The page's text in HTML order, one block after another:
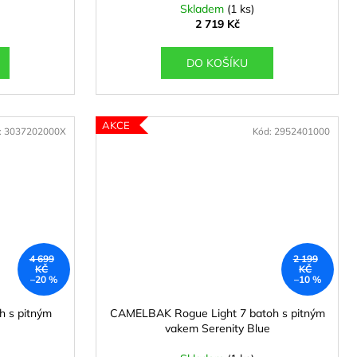
Skladem (1 ks)
2 719 Kč
DO KOŠÍKU
4 699
KČ
–20 %
s pitným
3037202000X AKCE
2 199
KČ
–10 %
CAMELBAK Rogue Light 7 batoh s pitným
vakem Serenity Blue
Kód: 2952401000